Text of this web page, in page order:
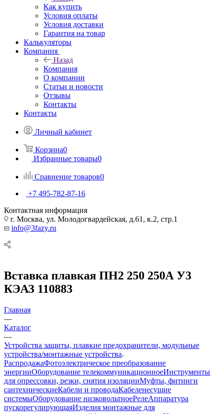
Как купить
Условия оплаты
Условия доставки
Гарантия на товар
Калькуляторы
Компания
Назад
Компания
О компании
Статьи и новости
Отзывы
Контакты
Контакты
Личный кабинет
Корзина0
Избранные товары0
Сравнение товаров0
+7 495-782-87-16
Контактная информация
г. Москва, ул. Молодогвардейская, д.61, к.2, стр.1
info@3fazy.ru
Вставка плавкая ПН2 250 250А У3
КЭАЗ 110883
Главная
—
Каталог
—
Устройства защиты, плавкие предохранители, модульные
устройства/монтажные устройства
РаспродажаФотоэлектрическое преобразование
энергииОборудование телекоммуникационноеИнструменты
для опрессовки, резки, снятия изоляцииМуфты, фитинги
сантехническиеКабели и проводаКабеленесущие
системыОборудование низковольтноеРелеАппаратура
пускорегулирующаяИзделия монтажные для